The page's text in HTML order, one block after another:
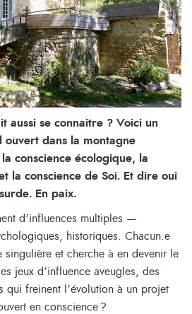
aussi se connaitre ? Voici un
ouvert dans la montagne
conscience écologique, la
la conscience de Soi. Et dire oui
En paix.
d’influences multiples —
historiques. Chacun.e
singulière et cherche à en devenir le
jeux d’influence aveugles, des
qui freinent l’évolution à un projet
en conscience ?